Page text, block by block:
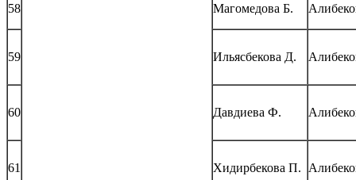
58 Магомедова Б.
59 Ильясбекова Д.
60 Давдиева Ф.
61 Хидирбекова П.